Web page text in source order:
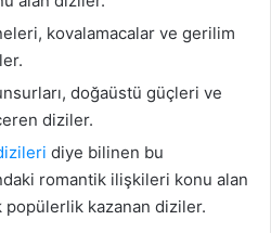
kovalamacalar ve gerilim
doğaüstü güçleri ve
diziler.
diye bilinen bu
romantik ilişkileri konu alan
popülerlik kazanan diziler.